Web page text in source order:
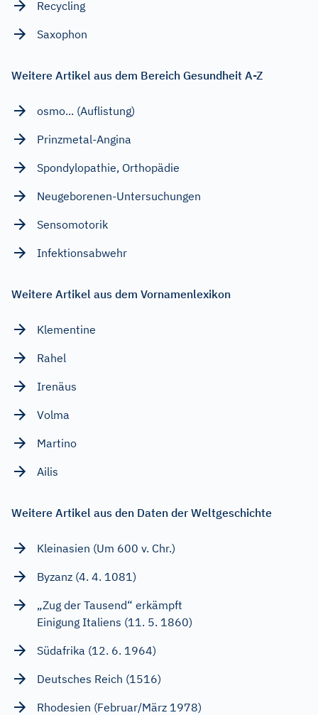
Recycling
Saxophon
Weitere Artikel aus dem Bereich Gesundheit A-Z
osmo... (Auflistung)
Prinzmetal-Angina
Spondylopathie, Orthopädie
Neugeborenen-Untersuchungen
Sensomotorik
Infektionsabwehr
Weitere Artikel aus dem Vornamenlexikon
Klementine
Rahel
Irenäus
Volma
Martino
Ailis
Weitere Artikel aus den Daten der Weltgeschichte
Kleinasien (Um 600 v. Chr.)
Byzanz (4. 4. 1081)
„Zug der Tausend“ erkämpft
Einigung Italiens (11. 5. 1860)
Südafrika (12. 6. 1964)
Deutsches Reich (1516)
Rhodesien (Februar/März 1978)